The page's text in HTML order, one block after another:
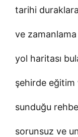
tarihi
ve
yol haritası
şehirde eğitim
sunduğu
sorunsuz ve